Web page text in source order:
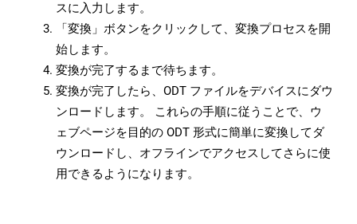
スに入力します。
「変換」ボタンをクリックして、変換プロセスを開
始します。
変換が完了するまで待ちます。
変換が完了したら、ODT ファイルをデバイスにダウ
ンロードします。 これらの手順に従うことで、ウ
ェブページを目的の ODT 形式に簡単に変換してダ
ウンロードし、オフラインでアクセスしてさらに使
用できるようになります。